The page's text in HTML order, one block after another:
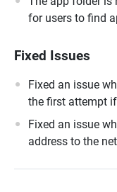
for users to find
Fixed Issues
Fixed an issue
the first attempt
Fixed an issue
address to the